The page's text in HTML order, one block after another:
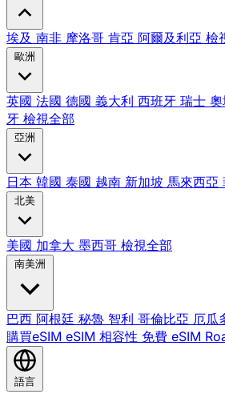
埃及 南非 摩洛哥 肯亞 阿爾及利亞 檢
歐洲
英國 法國 德國 義大利 西班牙 瑞士
牙 檢視全部
亞洲
日本 韓國 泰國 越南 新加坡 馬來西亞
北美
美國 加拿大 墨西哥 檢視全部
南美洲
巴西 阿根廷 秘魯 智利 哥倫比亞 厄瓜
購買eSIM eSIM 相容性 免費 eSIM
語言